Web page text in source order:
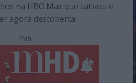
na HBO Max que cativou e
agora descoberta.
Pub